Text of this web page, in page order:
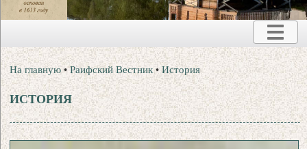
На главную •Раифский Вестник •История
ИСТОРИЯ